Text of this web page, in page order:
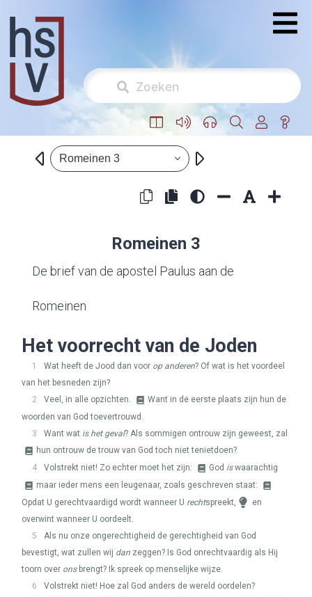
Romeinen 3
Romeinen 3
De brief van de apostel Paulus aan de
Romeinen
Het voorrecht van de Joden
1 Wat heeft de Jood dan voor op anderen? Of wat is het voordeel
van het besneden zijn?
2
Veel, in alle opzichten.
Want in de eerste plaats zijn hun de
woorden van God toevertrouwd.
3
Want wat is het geval? Als sommigen ontrouw zijn geweest, zal
hun ontrouw de trouw van God toch niet tenietdoen?
4
Volstrekt niet! Zo echter moet het zijn: God iswaarachtig
maar ieder mens een leugenaar, zoals geschreven staat:
Opdat U gerechtvaardigd wordt wanneer U rechtspreekt,
en
overwint wanneer U oordeelt.
5
Als nu onze ongerechtigheid de gerechtigheid van God
bevestigt, wat zullen wij dan zeggen? Is God onrechtvaardig als Hij
toorn over onsbrengt? Ik spreek op menselijke wijze.
6
Volstrekt niet! Hoe zal God anders de wereld oordelen?